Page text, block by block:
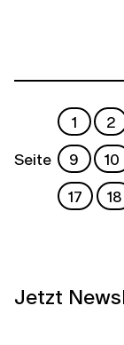
Seite
1 2
9
10
17
18
Jetzt